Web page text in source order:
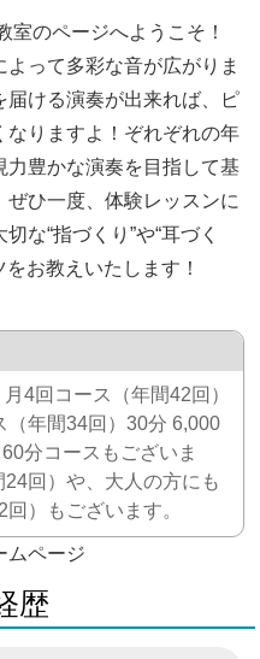
室のページへようこそ！
って多彩な音が広がりま
届ける演奏が出来れば、ピ
なりますよ！ぞれぞれの年
豊かな演奏を目指して基
ひ一度、体験レッスンに
な“指づくり”や“耳づく
をお教えいたします！
4回コース（年間42回）
年間34回）30分 6,000
コースもございま
回）や、大人の方にも
）もございます。
歴